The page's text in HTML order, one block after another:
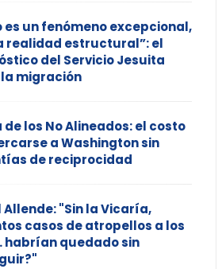
es un fenómeno excepcional,
realidad estructural”: el
del Servicio Jesuita
migración
de los No Alineados: el costo
a Washington sin
de reciprocidad
Allende: "Sin la Vicaría,
casos de atropellos a los
habrían quedado sin